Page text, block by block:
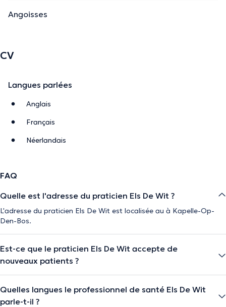
Angoisses
CV
Langues parlées
Anglais
Français
Néerlandais
FAQ
Quelle est l'adresse du praticien Els De Wit ?
L'adresse du praticien Els De Wit est localisée au à Kapelle-Op-
Den-Bos.
Est-ce que le praticien Els De Wit accepte de
nouveaux patients ?
Quelles langues le professionnel de santé Els De Wit
parle-t-il ?